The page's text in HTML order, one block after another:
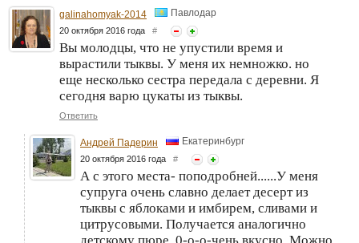
galinahomyak-2014 Павлодар
20 октября 2016 года #
Вы молодцы, что не упустили время и
вырастили тыквы. У меня их немножко. но
еще несколько сестра передала с деревни. Я
сегодня варю цукаты из тыквы.
Ответить
Андрей Падерин Екатеринбург
20 октября 2016 года #
А с этого места- поподробней......У меня
супруга очень славно делает десерт из
тыквы с яблоками и имбирем, сливами и
цитрусовыми. Получается аналогично